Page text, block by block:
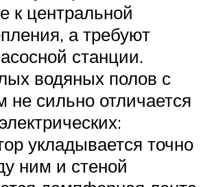
к центральной
а требуют
станции.
водяных полов с
не сильно отличается
укладывается точно
ним и стеной